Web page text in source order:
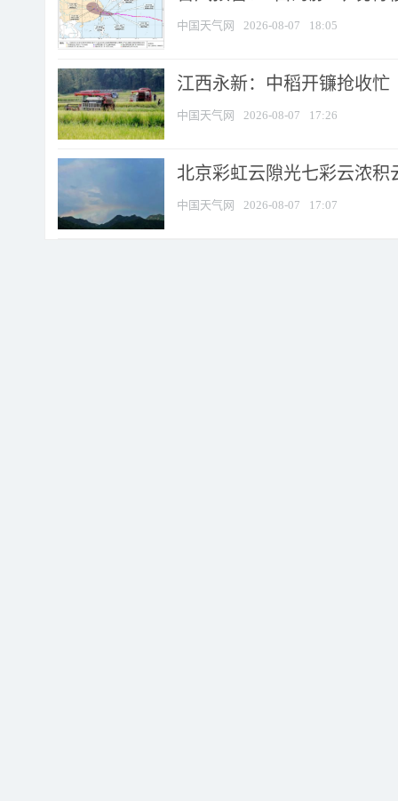
中国天气网 2026-08-07 18:05
江西永新：中稻开镰抢收忙
中国天气网 2026-08-07 17:26
北京彩虹云隙光七彩云浓积
中国天气网 2026-08-07 17:07